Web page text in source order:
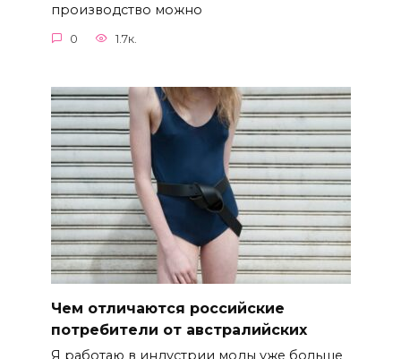
производство можно
0 1.7к.
Чем отличаются российские
потребители от австралийских
Я работаю в индустрии моды уже больше